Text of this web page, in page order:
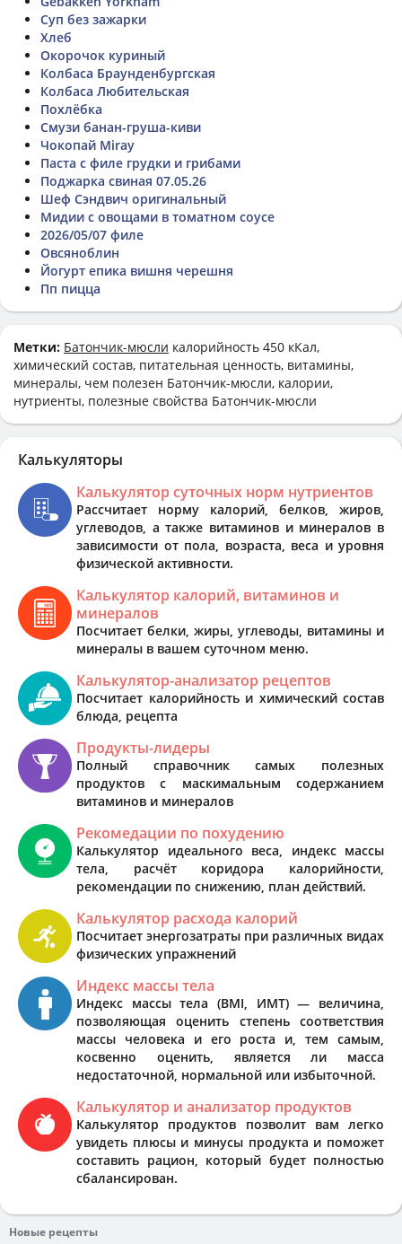
Суп без зажарки
Хлеб
Окорочок куриный
Колбаса Браунденбургская
Колбаса Любительская
Похлёбка
Смузи банан-груша-киви
Чокопай Miray
Паста с филе грудки и грибами
Поджарка свиная 07.05.26
Шеф Сэндвич оригинальный
Мидии с овощами в томатном соусе
2026/05/07 филе
Овсяноблин
Йогурт епика вишня черешня
Пп пицца
Метки: Батончик-мюсли калорийность 450 кКал,
химический состав, питательная ценность, витамины,
минералы, чем полезен Батончик-мюсли, калории,
нутриенты, полезные свойства Батончик-мюсли
Калькуляторы
Калькулятор суточных норм нутриентов
Рассчитает норму калорий, белков, жиров,
углеводов, а также витаминов и минералов в
зависимости от пола, возраста, веса и уровня
физической активности.
Калькулятор калорий, витаминов и
минералов
Посчитает белки, жиры, углеводы, витамины и
минералы в вашем суточном меню.
Калькулятор-анализатор рецептов
Посчитает калорийность и химический состав
блюда, рецепта
Продукты-лидеры
Полный справочник самых полезных
продуктов с маскимальным содержанием
витаминов и минералов
Рекомедации по похудению
Калькулятор идеального веса, индекс массы
тела, расчёт коридора калорийности,
рекомендации по снижению, план действий.
Калькулятор расхода калорий
Посчитает энергозатраты при различных видах
физических упражнений
Индекс массы тела
Индекс массы тела (BMI, ИМТ) — величина,
позволяющая оценить степень соответствия
массы человека и его роста и, тем самым,
косвенно оценить, является ли масса
недостаточной, нормальной или избыточной.
Калькулятор и анализатор продуктов
Калькулятор продуктов позволит вам легко
увидеть плюсы и минусы продукта и поможет
составить рацион, который будет полностью
сбалансирован.
Новые рецепты